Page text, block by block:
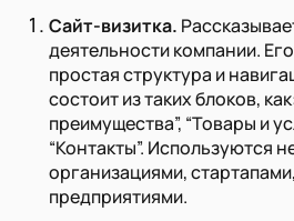
Сайт-визитка.
деятельности компании.
простая структура и
состоит из таких блоков,
преимущества”, “Товары и
“Контакты”. Используются
организациями,
предприятиями.